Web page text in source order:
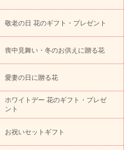
お供え お花とセットギフト
トのお供えフラワー
お盆（新
お見舞い
お取り寄せギフト
ミディ胡蝶蘭
プリザーブ
アレンジメント 花束
スタ
胡蝶蘭 胡蝶蘭・花鉢
お供え
世界初の青色胡蝶蘭
プリザーブドフラワー
トギフト
セミオーダー
花とみどりのeギフト
ク イエローオレンジ
レッ
敬老の日 花のギフト・プレゼント
喪中見舞い・冬のお供えに贈る花
愛妻の日に贈る花
ホワイトデー 花のギフト・プレゼ
ント
お祝いセットギフト